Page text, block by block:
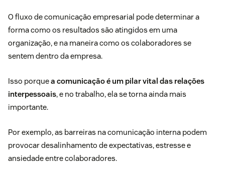
O fluxo de comunicação empresarial pode determinar a
forma como os resultados são atingidos em uma
organização, e na maneira como os colaboradores se
sentem dentro da empresa.
Isso porquea comunicação é um pilar vital das relações
interpessoais, e no trabalho, ela se torna ainda mais
importante.
Por exemplo, as barreiras na comunicação interna podem
provocar desalinhamento de expectativas, estresse e
ansiedade entre colaboradores.